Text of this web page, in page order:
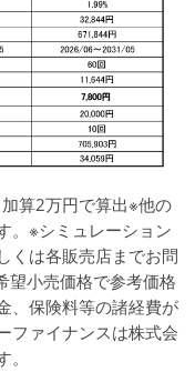
算2万円で算出※他の
。※シミュレーション
くは各販売店までお問
望小売価格で参考価格
、保険料等の諸経費が
ファイナンスは株式会